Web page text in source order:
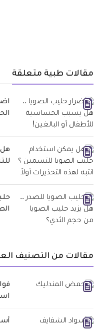
مقالات طبية متعلقة
مقالات من التصنيف